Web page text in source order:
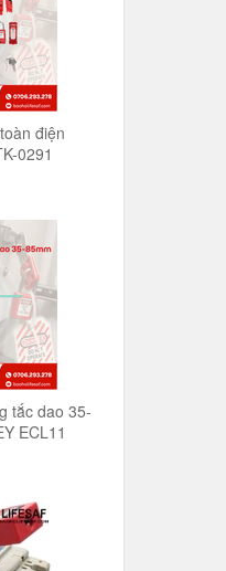
điện
0291
tắc dao 35-
ECL11